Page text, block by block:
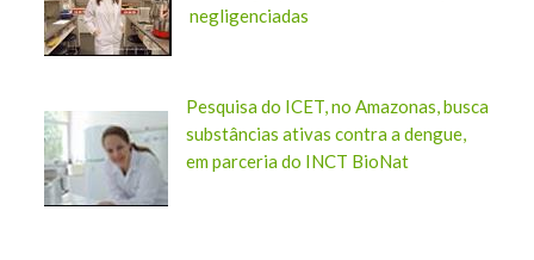
negligenciadas
Pesquisa do ICET, no Amazonas, busca
substâncias ativas contra a dengue,
em parceria do INCT BioNat